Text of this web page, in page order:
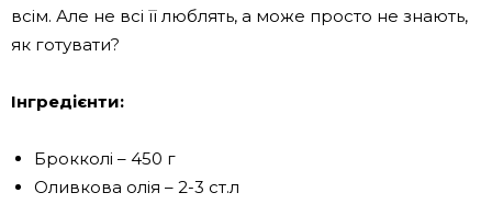
всім. Але не всі її люблять, а може просто не знають,
як готувати?
Інгредієнти:
Брокколі – 450 г
Оливкова олія – ​​2-3 ст.л